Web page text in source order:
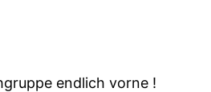
endlich vorne !